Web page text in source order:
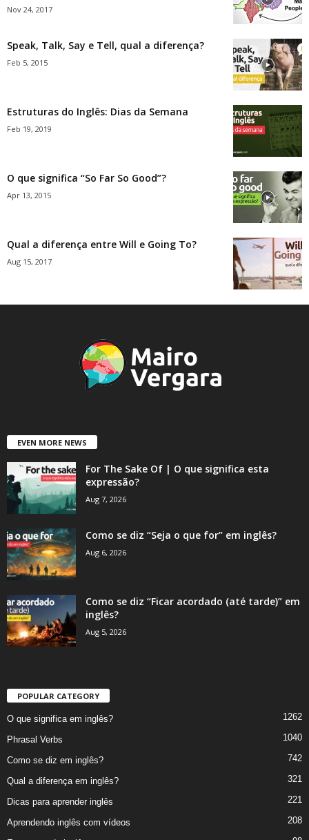
Nov 24, 2017
Speak, Talk, Say e Tell, qual a diferença?
Feb 5, 2015
Estruturas do Inglês: Dias da Semana
Feb 19, 2019
O que significa “So Far So Good”?
Apr 13, 2015
Qual a diferença entre Will e Going To?
Aug 15, 2017
EVEN MORE NEWS
For The Sake Of | O que significa esta
expressão?
Aug 7, 2026
Como se diz “Seja o que for” em inglês?
Aug 6, 2026
Como se diz “Ficar acordado (até tarde)” em
inglês?
Aug 5, 2026
POPULAR CATEGORY
O que significa em inglês? 1262
Phrasal Verbs 1040
Como se diz em inglês? 742
Qual a diferença em inglês? 321
Dicas para aprender inglês 221
Aprendendo inglês com vídeos 208